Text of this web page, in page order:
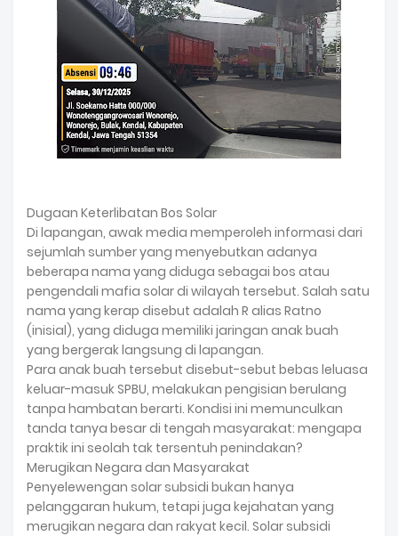
Dugaan Keterlibatan Bos Solar
Di lapangan, awak media memperoleh informasi dari
sejumlah sumber yang menyebutkan adanya
beberapa nama yang diduga sebagai bos atau
pengendali mafia solar di wilayah tersebut. Salah satu
nama yang kerap disebut adalah R alias Ratno
(inisial), yang diduga memiliki jaringan anak buah
yang bergerak langsung di lapangan.
Para anak buah tersebut disebut-sebut bebas leluasa
keluar-masuk SPBU, melakukan pengisian berulang
tanpa hambatan berarti. Kondisi ini memunculkan
tanda tanya besar di tengah masyarakat: mengapa
praktik ini seolah tak tersentuh penindakan?
Merugikan Negara dan Masyarakat
Penyelewengan solar subsidi bukan hanya
pelanggaran hukum, tetapi juga kejahatan yang
merugikan negara dan rakyat kecil. Solar subsidi